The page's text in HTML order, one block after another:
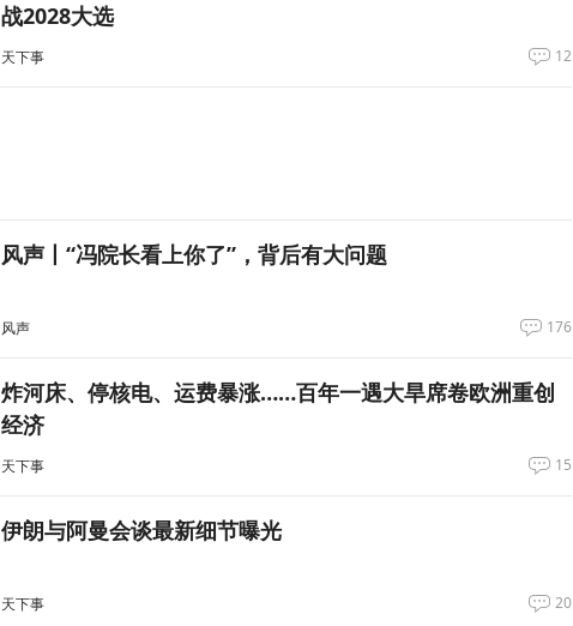
战2028大选
天下事 12
风声丨“冯院长看上你了”，背后有大问题
风声 176
炸河床、停核电、运费暴涨……百年一遇大旱席卷欧洲重创
经济
天下事 15
伊朗与阿曼会谈最新细节曝光
天下事 20